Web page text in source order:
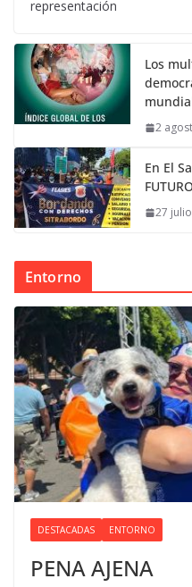
representación
Los
2
En El
27
Entorno
DESTACADAS ENTORNO
PENA AJENA